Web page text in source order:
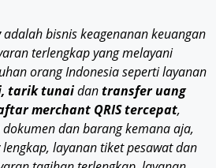
adalah bisnis keagenanan keuangan
terlengkap yang melayani
orang Indonesia seperti layanan
tarik tunaidantransfer uang
merchant QRIS tercepat,
dan barang kemana aja,
lengkap, layanan tiket pesawat dan